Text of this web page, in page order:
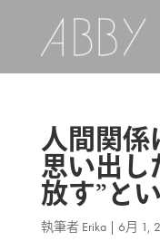
人間関係
思い出し
放す”と
執筆者 Erika| 6月 1,